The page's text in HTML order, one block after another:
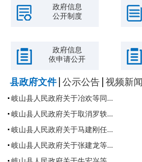
政府信息
公开制度
政府信息
依申请公开
县政府文件 公示公告 视频新闻
岐山县人民政府关于冶欢等同...
岐山县人民政府关于取消罗轶...
岐山县人民政府关于马建刚任...
岐山县人民政府关于张建龙等...